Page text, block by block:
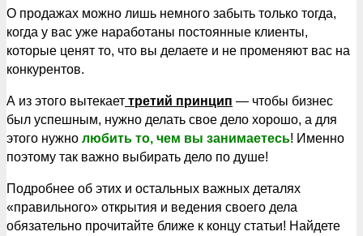
О продажах можно лишь немного забыть только тогда,
когда у вас уже наработаны постоянные клиенты,
которые ценят то, что вы делаете и не променяют вас на
конкурентов.
А из этого вытекает третий принцип — чтобы бизнес
был успешным, нужно делать свое дело хорошо, а для
этого нужно любить то, чем вы занимаетесь! Именно
поэтому так важно выбирать дело по душе!
Подробнее об этих и остальных важных деталях
«правильного» открытия и ведения своего дела
обязательно прочитайте ближе к концу статьи! Найдете